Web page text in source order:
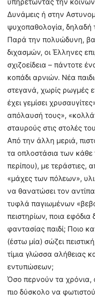
Δυνάμεις ή στην
ψυχοπαθολογία, δηλαδή
Παρά την πολυώδυνη,
διχασμών, οι Έλληνες
σχιζοείδεια – πάντοτε
κοπάδι αρνιών. Νέα
στεγανά, χωρίς ρωγμές
έχει γεμίσει
απόλαυσή τους»,
σταυρούς στις στολές
Από την άλλη μεριά,
τα οπλοστάσια των
περίπου), με τεράστιες,
«μάχες των πόλεων»,
να θανατώσει τον
τυφλά παγιωμένων
πειστηρίων, ποια εφόδια
φαντασίας παιδί; Ποιο
(έστω μία) σώζει
τίμια γλώσσα αλήθειας
εντυπώσεων;
Όσο περνούν τα χρόνια,
πιο δύσκολο να